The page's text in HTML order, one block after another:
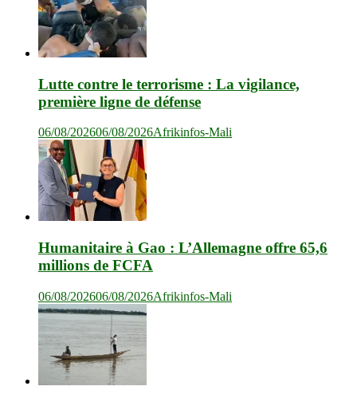
Lutte contre le terrorisme : La vigilance,
première ligne de défense
06/08/202606/08/2026Afrikinfos-Mali
Humanitaire à Gao : L’Allemagne offre 65,6
millions de FCFA
06/08/202606/08/2026Afrikinfos-Mali